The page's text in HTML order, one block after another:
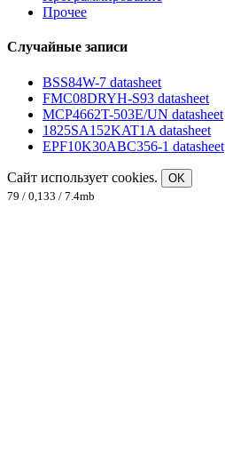
Прочее
Случайные записи
BSS84W-7 datasheet
FMC08DRYH-S93 datasheet
MCP4662T-503E/UN datasheet
1825SA152KAT1A datasheet
EPF10K30ABC356-1 datasheet
Сайт использует cookies.
OK
79 / 0,133 / 7.4mb